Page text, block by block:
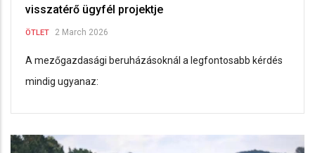
visszatérő ügyfél projektje
ÖTLET 2 March 2026
A mezőgazdasági beruházásoknál a legfontosabb kérdés
mindig ugyanaz: